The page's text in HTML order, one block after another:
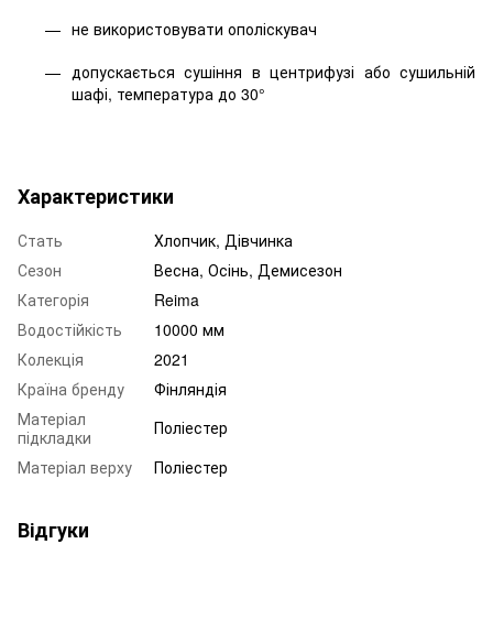
не використовувати ополіскувач
допускається сушіння в центрифузі або сушильній
шафі, температура до 30°
Характеристики
Стать
Хлопчик, Дівчинка
Сезон
Весна, Осінь, Демисезон
Категорія
Reima
Водостійкість
10000 мм
Колекція
2021
Країна бренду
Фінляндія
Матеріал
підкладки
Поліестер
Матеріал верху
Поліестер
Відгуки